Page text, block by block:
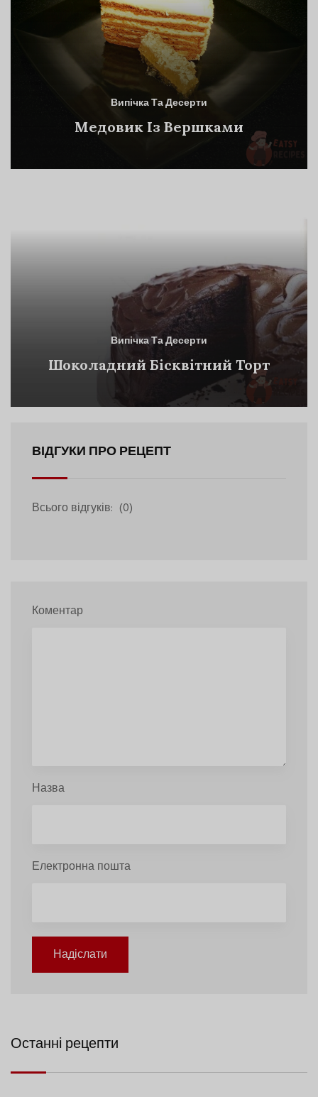
Випічка Та Десерти
Медовик Із Вершками
Випічка Та Десерти
Шоколадний Бісквітний Торт
ВІДГУКИ ПРО РЕЦЕПТ
Всього відгуків: (0)
Коментар
Назва
Електронна пошта
Надіслати
Останні рецепти